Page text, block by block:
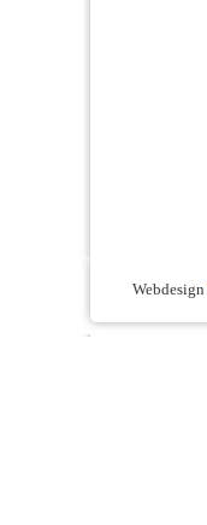
Webdesign